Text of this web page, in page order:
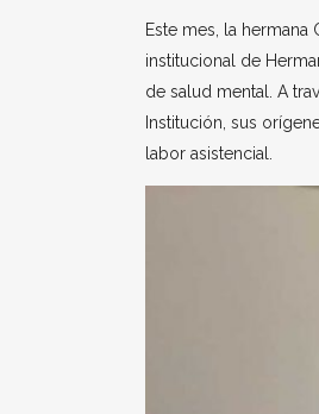
Este mes, la
institucional de
de salud mental. A
Institución, sus
labor asistencial.